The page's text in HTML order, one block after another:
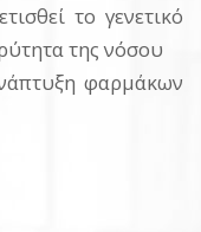
το γενετικό
της νόσου
φαρμάκων